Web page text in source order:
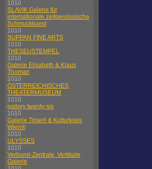
1010
SLAVIK Galerie für
internationale zeitgenössische
Schmuckkunst
1010
SUPPAN FINE ARTS
1010
THESEUSTEMPEL
1010
Galerie Elisabeth & Klaus
Thoman
1010
ÖSTERREICHISCHES
THEATERMUSEUM
1010
gallery twenty-six
1010
Galerie Time® & Kulturkreis
Wien®
1010
ULYSSES
1010
Verbund-Zentrale, Vertikale
Galerie